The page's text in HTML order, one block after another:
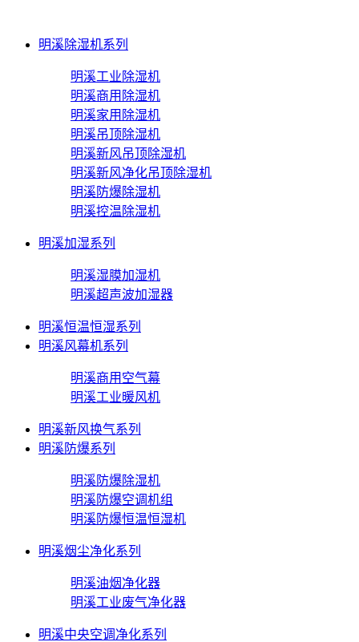
明溪除湿机系列
明溪工业除湿机
明溪商用除湿机
明溪家用除湿机
明溪吊顶除湿机
明溪新风吊顶除湿机
明溪新风净化吊顶除湿机
明溪防爆除湿机
明溪控温除湿机
明溪加湿系列
明溪湿膜加湿机
明溪超声波加湿器
明溪恒温恒湿系列
明溪风幕机系列
明溪商用空气幕
明溪工业暖风机
明溪新风换气系列
明溪防爆系列
明溪防爆除湿机
明溪防爆空调机组
明溪防爆恒温恒湿机
明溪烟尘净化系列
明溪油烟净化器
明溪工业废气净化器
明溪中央空调净化系列